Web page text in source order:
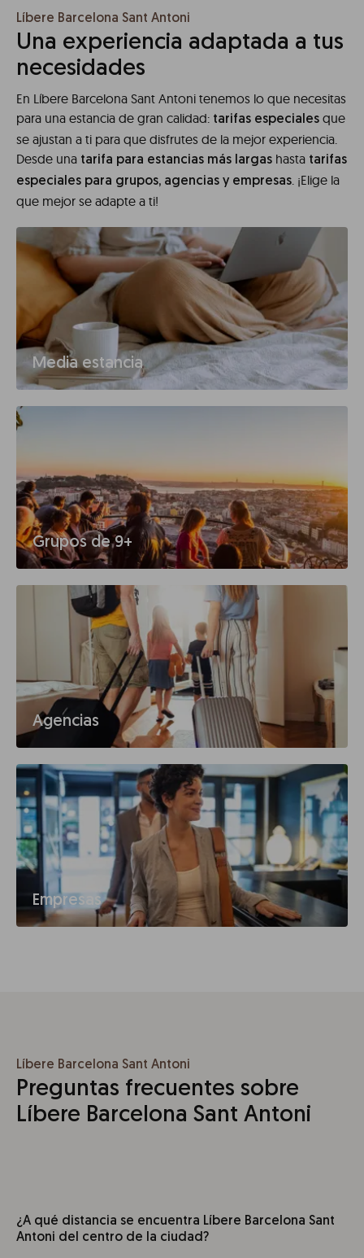
Líbere Barcelona Sant Antoni
Una experiencia adaptada a tus
necesidades
En Líbere Barcelona Sant Antoni tenemos lo que necesitas
para una estancia de gran calidad: tarifas especiales que
se ajustan a ti para que disfrutes de la mejor experiencia.
Desde una tarifa para estancias más largas hasta tarifas
especiales para grupos, agencias y empresas . ¡Elige la
que mejor se adapte a ti!
Media estancia
Grupos de 9+
Agencias
Empresas
Líbere Barcelona Sant Antoni
Preguntas frecuentes sobre
Líbere Barcelona Sant Antoni
¿A qué distancia se encuentra Líbere Barcelona Sant
Antoni del centro de la ciudad?